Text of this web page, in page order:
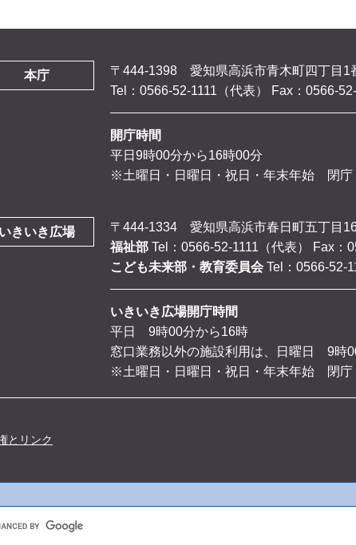
本庁
〒444-1398 愛知県高浜市青木町四丁目1
Tel：0566-52-1111（代表）
Fax：0566-
開庁時間
平日9時00分から16時00分
※土曜日・日曜日・祝日・年末年始 閉庁
いきいき広場
〒444-1334 愛知県高浜市春日町五丁目
福祉部 Tel：0566-52-1111（代表）
Fax：
こども未来部・教育委員会 Tel：0566-52-
いきいき広場開庁時間
平日 9時00分から16時
窓口業務以外の施設利用は、日曜日 9時
※土曜日・日曜日・祝日・年末年始 閉庁
とリンク